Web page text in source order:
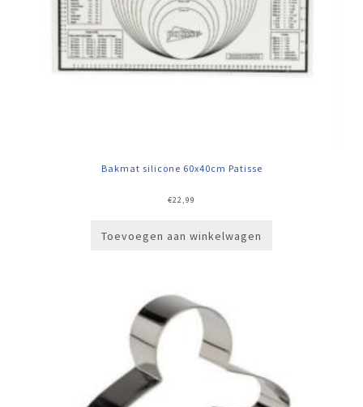
Bakmat silicone 60x40cm Patisse
€22,99
Toevoegen aan winkelwagen